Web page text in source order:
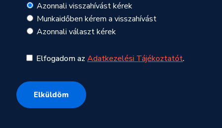
Azonnali visszahívást kérek
Munkaidőben kérem a visszahívást
Azonnali választ kérek
Elfogadom az Adatkezelési Tájékoztatót.